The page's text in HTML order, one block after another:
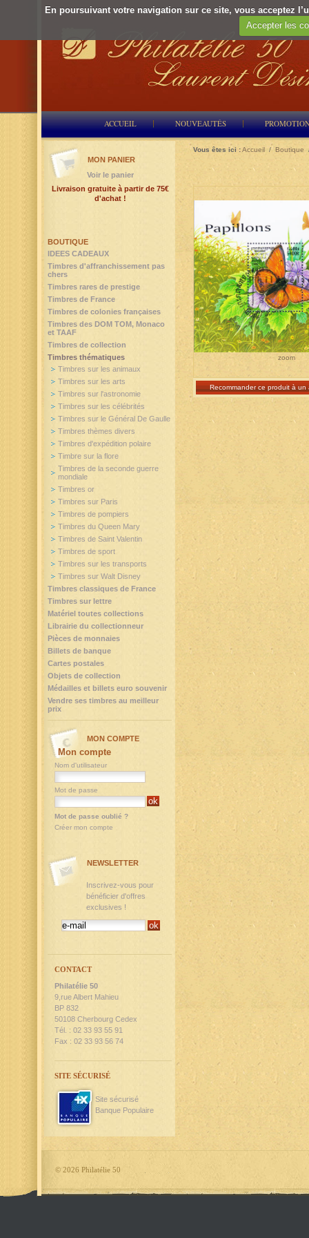
En poursuivant votre navigation sur ce site, vous acceptez
Accepter les
ACCUEIL NOUVEAUTÉS
Vous êtes ici :Accueil / Boutique
zoom
Recommander ce produit à un
BOUTIQUE
IDEES CADEAUX
Timbres d'affranchissement pas
chers
Timbres rares de prestige
Timbres de France
Timbres de colonies françaises
Timbres des DOM TOM, Monaco
et TAAF
Timbres de collection
Timbres thématiques
Timbres sur les animaux
Timbres sur les arts
Timbres sur l'astronomie
Timbres sur les célébrités
Timbres sur le Général De Gaulle
Timbres thèmes divers
Timbres d'expédition polaire
Timbre sur la flore
Timbres de la seconde guerre
mondiale
Timbres or
Timbres sur Paris
Timbres de pompiers
Timbres du Queen Mary
Timbres de Saint Valentin
Timbres de sport
Timbres sur les transports
Timbres sur Walt Disney
Timbres classiques de France
Timbres sur lettre
Matériel toutes collections
Librairie du collectionneur
Pièces de monnaies
Billets de banque
Cartes postales
Objets de collection
Médailles et billets euro souvenir
Vendre ses timbres au meilleur
prix
MON PANIER
Voir le panier
Livraison gratuite à partir de 75€
d'achat !
MON COMPTE
Mon compte
Nom d'utilisateur
Mot de passe
Mot de passe oublié ?
Créer mon compte
NEWSLETTER
Inscrivez-vous pour
bénéficier d'offres
exclusives !
CONTACT
Philatélie 50
9,rue Albert Mahieu
BP 832
50108 Cherbourg Cedex
Tél. : 02 33 93 55 91
Fax : 02 33 93 56 74
SITE SÉCURISÉ
Site sécurisé
Banque Populaire
© 2026 Philatélie 50